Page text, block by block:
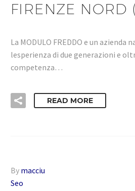
FIRENZE NORD
La MODULO FREDDO e un azienda
lesperienza di due generazioni e
competenza…
READ MORE
By macciu
Seo